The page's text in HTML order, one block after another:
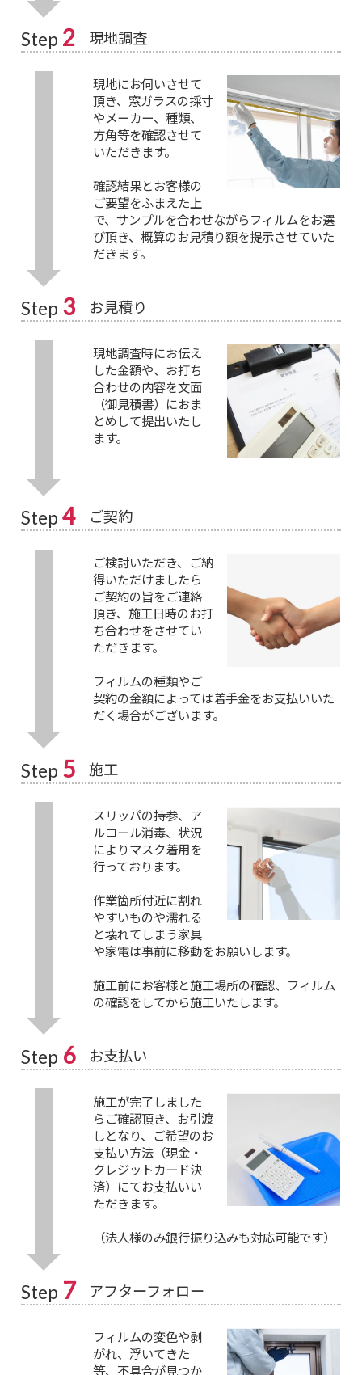
Step 2 現地調査
現地にお伺いさせて
頂き、窓ガラスの採寸
やメーカー、種類、
方角等を確認させて
いただきます。
確認結果とお客様の
ご要望をふまえた上
で、サンプルを合わせながらフィルムをお選
び頂き、概算のお見積り額を提示させていた
だきます。
Step 3 お見積り
現地調査時にお伝え
した金額や、お打ち
合わせの内容を文面
（御見積書）におま
とめして提出いたし
ます。
Step 4 ご契約
ご検討いただき、ご納
得いただけましたら
ご契約の旨をご連絡
頂き、施工日時のお打
ち合わせをさせてい
ただきます。
フィルムの種類やご
契約の金額によっては着手金をお支払いいた
だく場合がございます。
Step 5 施工
スリッパの持参、ア
ルコール消毒、状況
によりマスク着用を
行っております。
作業箇所付近に割れ
やすいものや濡れる
と壊れてしまう家具
や家電は事前に移動をお願いします。
施工前にお客様と施工場所の確認、フィルム
の確認をしてから施工いたします。
Step 6 お支払い
施工が完了しました
らご確認頂き、お引渡
しとなり、ご希望のお
支払い方法（現金・
クレジットカード決
済）にてお支払いい
ただきます。
（法人様のみ銀行振り込みも対応可能です）
Step 7 アフターフォロー
フィルムの変色や剥
がれ、浮いてきた
等、不具合が見つか